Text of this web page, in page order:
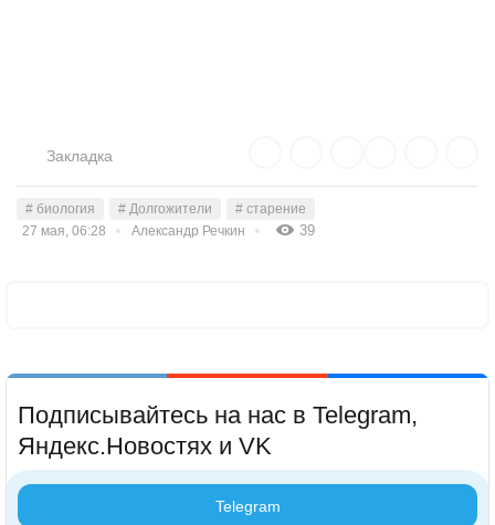
Закладка
27 мая, 06:28 Александр Речкин 39
# биология # Долгожители # старение
Подписывайтесь на нас в Telegram,
Яндекс.Новостях и VK
Telegram